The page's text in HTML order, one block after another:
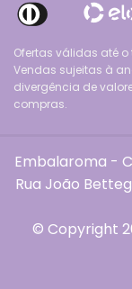
Ofertas válidas até
Vendas sujeitas à
divergência de
compras.
Embalaroma -
Rua João
© Copyright